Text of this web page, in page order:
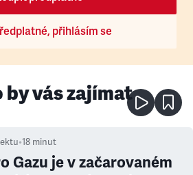
přihlásím se
by vás zajímat
•18 minut
Gazu je v začarovaném